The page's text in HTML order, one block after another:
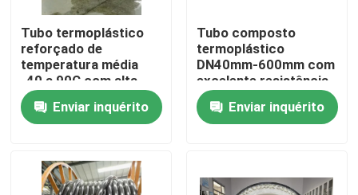
Produtos
Tubo termoplástico
reforçado de
temperatura média
-40 a 90C com alta
resistência à corrosão
e construção durável
Enviar inquérito
Tubo composto
termoplástico
DN40mm-600mm com
excelente resistência
química e serviço de
corteEnviar inquérito